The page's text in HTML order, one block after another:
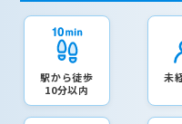
駅から徒歩
10分以内
未